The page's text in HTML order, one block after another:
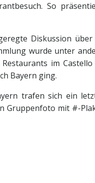
So
Diskussion über
wurde unter
im
Bayern ging.
trafen sich ein
mit #-